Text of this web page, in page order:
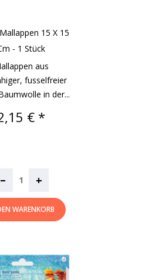
15 X 15
- 1 Stück
aus
fusselfreier
in der...
€ *
– +
WARENKORB